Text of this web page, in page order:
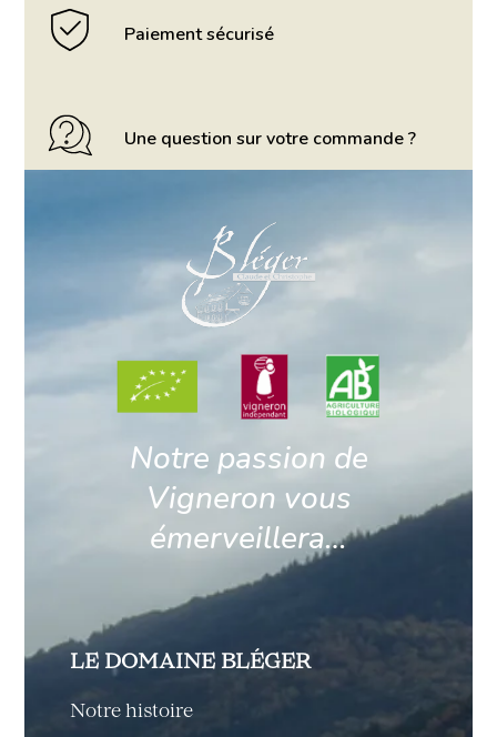
Paiement sécurisé
Une question sur votre commande ?
Notre passion de
Vigneron vous
émerveillera…
LE DOMAINE BLÉGER
Notre histoire